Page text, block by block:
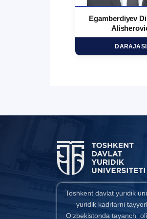
Egamberdiyev
Toshkent davlat yuridik
yuridik kadrlarni
O‘zbekistonda tayanch